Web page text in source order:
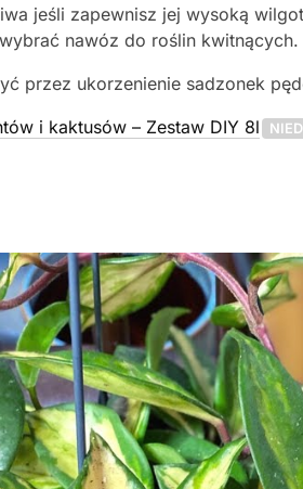
jeśli zapewnisz jej wysoką
nawóz do roślin kwitnących.
przez ukorzenienie sadzonek
i kaktusów – Zestaw DIY 8l